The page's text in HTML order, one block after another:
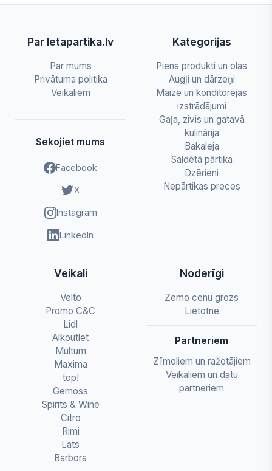
Par letapartika.lv
Par mums
Privātuma politika
Veikaliem
Sekojiet mums
Facebook
X
Instagram
LinkedIn
Kategorijas
Piena produkti un olas
Augļi un dārzeņi
Maize un konditorejas
izstrādājumi
Gaļa, zivis un gatavā
kulinārija
Bakaleja
Saldētā pārtika
Dzērieni
Nepārtikas preces
Veikali
Velto
Promo C&C
Lidl
Alkoutlet
Multum
Maxima
top!
Gemoss
Spirits & Wine
Citro
Rimi
Lats
Barbora
Noderīgi
Zemo cenu grozs
Lietotne
Partneriem
Zīmoliem un ražotājiem
Veikaliem un datu
partneriem